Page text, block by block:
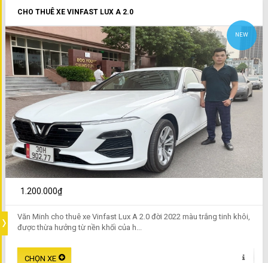
CHO THUÊ XE VINFAST LUX A 2.0
NEW
1.200.000₫
Văn Minh cho thuê xe Vinfast Lux A 2.0 đời 2022 màu trắng tinh khôi,
được thừa hưởng từ nền khối của h...